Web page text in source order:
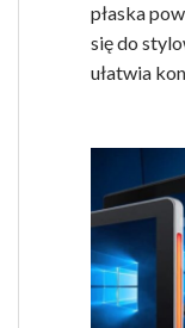
płaska
się do
ułatwia